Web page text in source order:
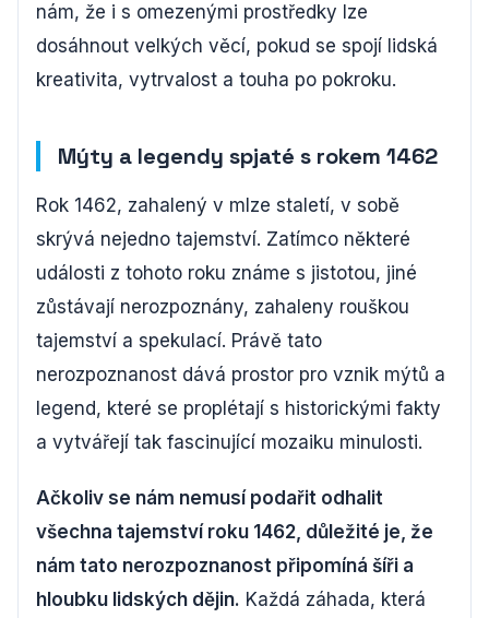
nám, že i s omezenými prostředky lze
dosáhnout velkých věcí, pokud se spojí lidská
kreativita, vytrvalost a touha po pokroku.
Mýty a legendy spjaté s rokem 1462
Rok 1462, zahalený v mlze staletí, v sobě
skrývá nejedno tajemství. Zatímco některé
události z tohoto roku známe s jistotou, jiné
zůstávají nerozpoznány, zahaleny rouškou
tajemství a spekulací. Právě tato
nerozpoznanost dává prostor pro vznik mýtů a
legend, které se proplétají s historickými fakty
a vytvářejí tak fascinující mozaiku minulosti.
Ačkoliv se nám nemusí podařit odhalit
všechna tajemství roku 1462, důležité je, že
nám tato nerozpoznanost připomíná šíři a
hloubku lidských dějin. Každá záhada, která